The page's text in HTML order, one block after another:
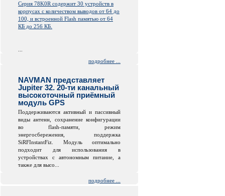
Серия 78K0R содержит 30 устройств в
корпусах с количеством выводов от 64 до
100, и встроенной Flash памятью от 64
КБ до 256 КБ.
подробнее ...
NAVMAN представляет
Jupiter 32. 20-ти канальный
высокоточный приёмный
модуль GPS
Поддерживаются активный и пассивный
виды антенн, сохранение конфигурации
во flash-памяти, режим
энергосбережения, поддержка
SiRFInstantFiz. Модуль оптимально
подходит для использования в
устройствах с автономным питание, а
также для высо...
подробнее ...